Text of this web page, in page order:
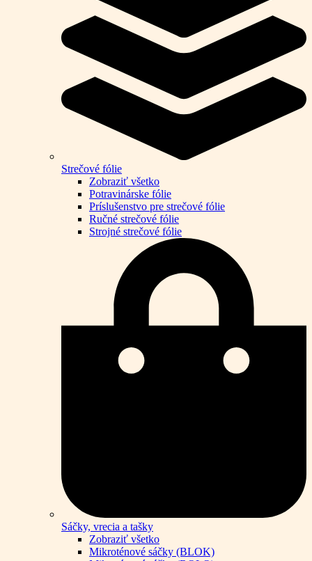
Strečové fólie
Zobraziť všetko
Potravinárske fólie
Príslušenstvo pre strečové fólie
Ručné strečové fólie
Strojné strečové fólie
Sáčky, vrecia a tašky
Zobraziť všetko
Mikroténové sáčky (BLOK)